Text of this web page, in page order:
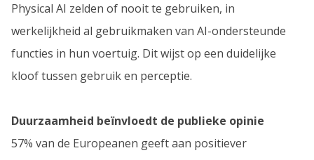
Physical AI zelden of nooit te gebruiken, in
werkelijkheid al gebruikmaken van AI-ondersteunde
functies in hun voertuig. Dit wijst op een duidelijke
kloof tussen gebruik en perceptie.
Duurzaamheid beïnvloedt de publieke opinie
57% van de Europeanen geeft aan positiever